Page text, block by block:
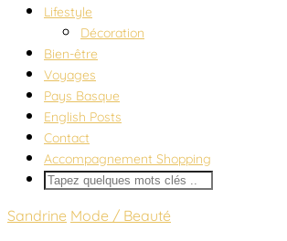
Lifestyle
Décoration
Bien-être
Voyages
Pays Basque
English Posts
Contact
Accompagnement Shopping
Sandrine Mode / Beauté